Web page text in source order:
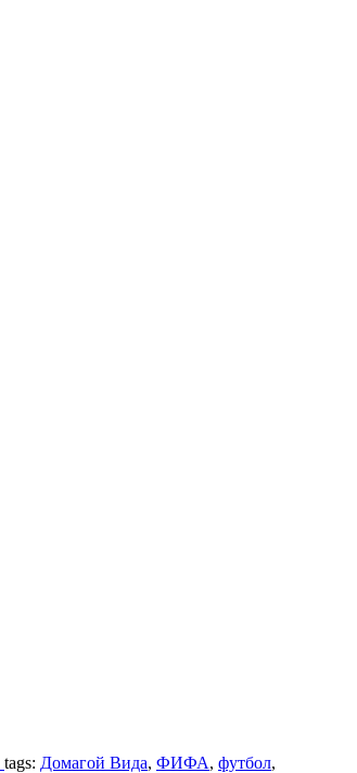
tags: Домагой Вида, ФИФА, футбол,